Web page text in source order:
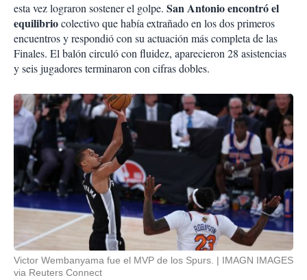
esta vez lograron sostener el golpe. San Antonio encontró el
equilibriocolectivo que había extrañado en los dos primeros
encuentros y respondió con su actuación más completa de las
Finales. El balón circuló con fluidez, aparecieron 28 asistencias
y seis jugadores terminaron con cifras dobles.
Victor Wembanyama fue el MVP de los Spurs.
IMAGN IMAGES
via Reuters Connect